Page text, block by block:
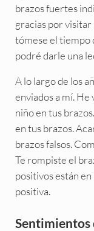
brazos fuertes
gracias por visitar
tómese el tiempo
podré darle una
A lo largo de los
enviados a mí. He
niño en tus
en tus brazos.
brazos falsos.
Te rompiste el
positivos están
positiva.
Sentimientos